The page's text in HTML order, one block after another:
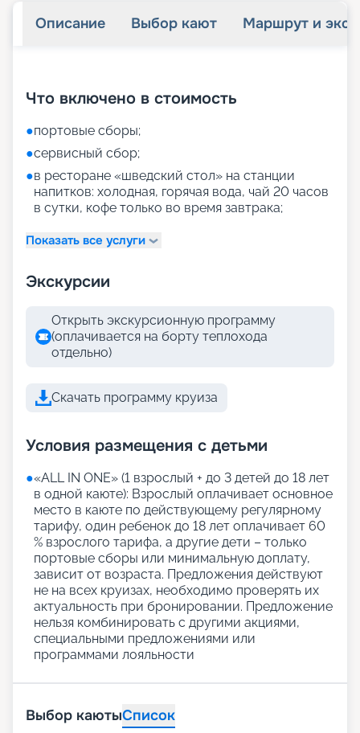
Описание Выбор кают Маршрут и
Что включено в стоимость
●портовые сборы;
●сервисный сбор;
●в ресторане «шведский стол» на станции
напитков: холодная, горячая вода, чай 20 часов
в сутки, кофе только во время завтрака;
Показать все услуги
Экскурсии
Открыть экскурсионную программу
(оплачивается на борту теплохода
отдельно)
Скачать программу круиза
Условия размещения с детьми
●«АLL IN ONE» (1 взрослый + до 3 детей до 18 лет
в одной каюте): Взрослый оплачивает основное
место в каюте по действующему регулярному
тарифу, один ребенок до 18 лет оплачивает 60
% взрослого тарифа, а другие дети – только
портовые сборы или минимальную доплату,
зависит от возраста. Предложения действуют
не на всех круизах, необходимо проверять их
актуальность при бронировании. Предложение
нельзя комбинировать с другими акциями,
специальными предложениями или
программами лояльности
Выбор каютыСписок